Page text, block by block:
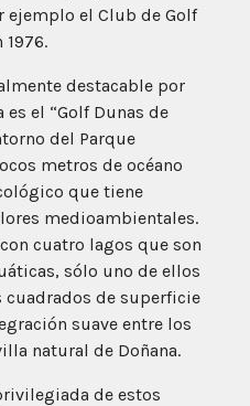
ejemplo el Club de Golf
destacable por
el “Golf Dunas de
del Parque
metros de océano
que tiene
medioambientales.
cuatro lagos que son
sólo uno de ellos
cuadrados de superficie
suave entre los
natural de Doñana.
de estos